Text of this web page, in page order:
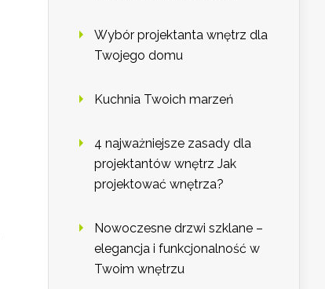
Wybór projektanta wnętrz dla
Twojego domu
Kuchnia Twoich marzeń
4 najważniejsze zasady dla
projektantów wnętrz Jak
projektować wnętrza?
Nowoczesne drzwi szklane –
elegancja i funkcjonalność w
Twoim wnętrzu